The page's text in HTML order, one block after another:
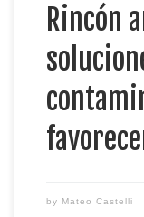
Rincón
by Mateo Castelli